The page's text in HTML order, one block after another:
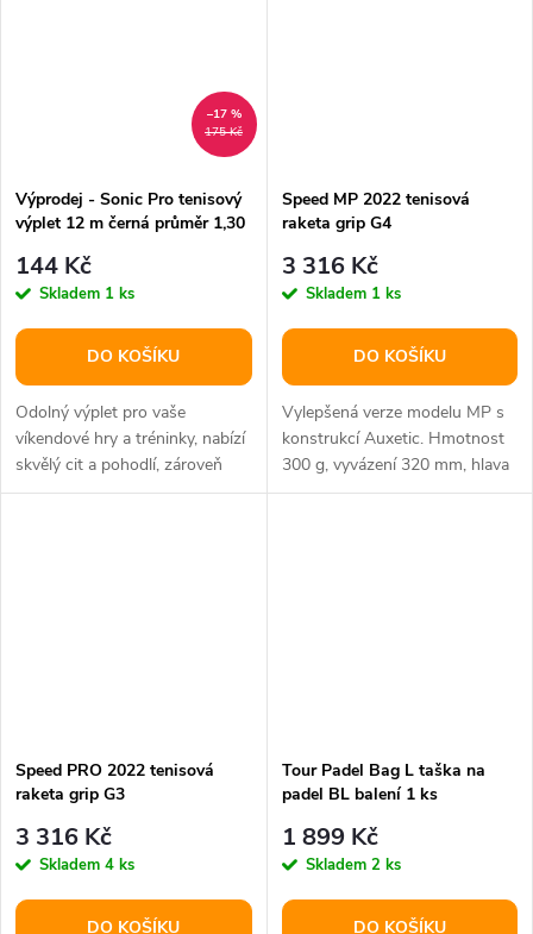
175 Kč
–17 %
Výprodej - Sonic Pro tenisový
výplet 12 m černá průměr 1,30
144 Kč
Skladem 1 ks
DO KOŠÍKU
Odolný výplet pro vaše
víkendové hry a tréninky, nabízí
skvělý cit a pohodlí, zároveň
vám tento model zaručí
Speed MP 2022 tenisová
raketa grip G4
3 316 Kč
Skladem 1 ks
DO KOŠÍKU
Vylepšená verze modelu MP s
konstrukcí Auxetic. Hmotnost
300 g, vyvázení 320 mm, hlava
100 in2.
Speed PRO 2022 tenisová
raketa grip G3
3 316 Kč
Skladem 4 ks
DO KOŠÍKU
Tour Padel Bag L taška na
padel BL balení 1 ks
1 899 Kč
Skladem 2 ks
DO KOŠÍKU